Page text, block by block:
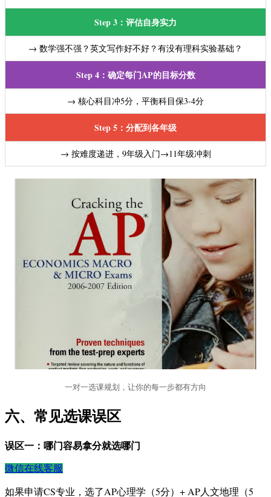
Step 3：评估自身实力
→ 数学强不强？英文写作好不好？有没有理科实验基础？
Step 4：确定每门AP的目标分数
→ 核心科目冲5分，平衡科目保3-4分
Step 5：分配到各年级
→ 按难度递进，9年级入门→11年级冲刺
一对一选课规划，让你的每一步都有方向
六、常见选课误区
误区一：哪门容易拿分就选哪门
微信在线客服
如果申请CS专业，选了AP心理学（5分）+ AP人文地理（5